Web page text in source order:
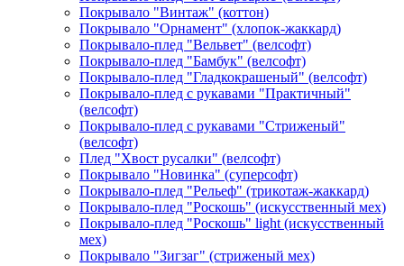
Покрывало "Винтаж" (коттон)
Покрывало "Орнамент" (хлопок-жаккард)
Покрывало-плед "Вельвет" (велсофт)
Покрывало-плед "Бамбук" (велсофт)
Покрывало-плед "Гладкокрашеный" (велсофт)
Покрывало-плед с рукавами "Практичный"
(велсофт)
Покрывало-плед с рукавами "Стриженый"
(велсофт)
Плед "Хвост русалки" (велсофт)
Покрывало "Новинка" (суперсофт)
Покрывало-плед "Рельеф" (трикотаж-жаккард)
Покрывало-плед "Роскошь" (искусственный мех)
Покрывало-плед "Роскошь" light (искусственный
мех)
Покрывало "Зигзаг" (стриженый мех)